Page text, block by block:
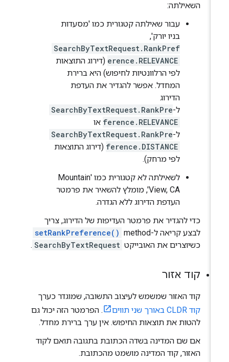
השאילתה:
עבור שאילתה קטגורית כמו 'מסעדות
בניו יורק',
SearchByTextRequest.RankPref
erence.RELEVANCE(דירוג התוצאות
לפי הרלוונטיות לחיפוש) היא ברירת
המחדל. אפשר להגדיר את העדפת
הדירוג
SearchByTextRequest.RankPre
ference.RELEVANCEאו
SearchByTextRequest.RankPre
ference.DISTANCE(דירוג התוצאות
לפי מרחק).
לשאילתה לא קטגורית כמו 'Mountain
View, CA', מומלץ להשאיר את פרמטר
העדפת הדירוג ללא הגדרה.
כדי להגדיר את פרמטר העדיפות של הדירוג, צריך
לבצע קריאה ל-method‏
setRankPreference()
כשיוצרים את האובייקט SearchByTextRequest
.
קוד אזור
קוד האזור שמשמש לעיצוב התשובה, שמוגדר כערך
קוד CLDR באורך שני תווים
. הפרמטר הזה יכול גם
להטות את תוצאות החיפוש. אין ערך ברירת מחדל.
אם שם המדינה בשדה הכתובת בתגובה תואם לקוד
האזור, קוד המדינה מושמט מהכתובת.